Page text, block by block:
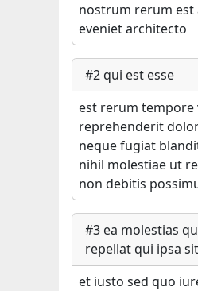
nostrum rerum est
eveniet architecto
#2qui est esse
est rerum tempore
reprehenderit
neque fugiat
nihil molestiae ut
non debitis
#3 ea molestias
repellat qui ipsa
et iusto sed quo